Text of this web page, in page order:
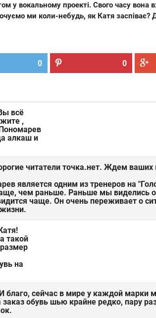
у вокальному проекті. Свого часу вона
ми коли-небудь, як Катя заспіває?
0 0
всё
,
алкаш и
читатели точка.нет. Ждем ваших
является одним из тренеров на
чем раньше. Раньше мы виделись
чаще. Он очень переживает о
такой
на
благо, сейчас в мире у каждой марки
обувь шью крайне редко, пару